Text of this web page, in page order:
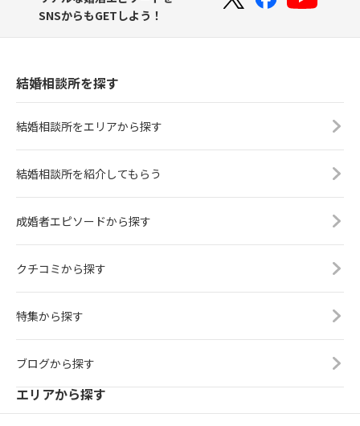
SNSからもGETしよう！
結婚相談所を探す
結婚相談所をエリアから探す
結婚相談所を紹介してもらう
成婚者エピソードから探す
クチコミから探す
特集から探す
ブログから探す
エリアから探す